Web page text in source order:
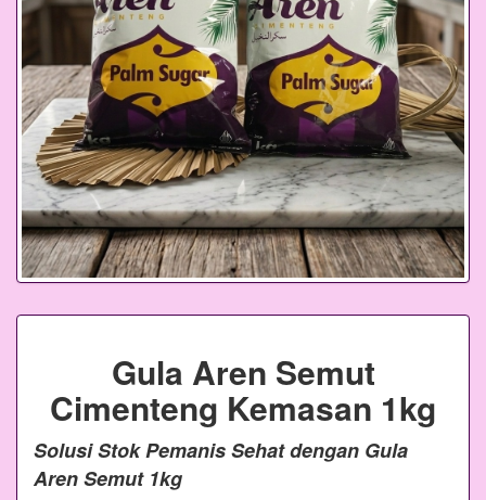
Gula Aren Semut
Cimenteng Kemasan 1kg
Solusi Stok Pemanis Sehat dengan Gula
Aren Semut 1kg